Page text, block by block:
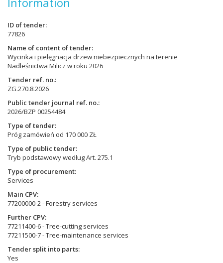
ID of tender
77826
Name of content of tender
Wycinka i pielęgnacja drzew niebezpiecznych na terenie
Nadleśnictwa Milicz w roku 2026
Tender ref. no.
ZG.270.8.2026
Public tender journal ref. no.
2026/BZP 00254484
Type of tender
Próg zamówień od 170 000 ZŁ
Type of public tender
Tryb podstawowy według Art. 275.1
Type of procurement
Services
Main CPV
77200000-2 - Forestry services
Further CPV
77211400-6 - Tree-cutting services
77211500-7 - Tree-maintenance services
Tender split into parts
Yes